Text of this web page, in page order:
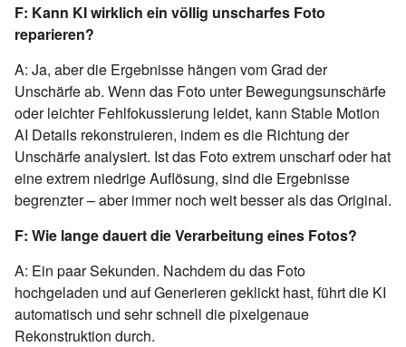
F: Kann KI wirklich ein völlig unscharfes Foto
reparieren?
A: Ja, aber die Ergebnisse hängen vom Grad der
Unschärfe ab. Wenn das Foto unter Bewegungsunschärfe
oder leichter Fehlfokussierung leidet, kann Stable Motion
AI Details rekonstruieren, indem es die Richtung der
Unschärfe analysiert. Ist das Foto extrem unscharf oder hat
eine extrem niedrige Auflösung, sind die Ergebnisse
begrenzter – aber immer noch weit besser als das Original.
F: Wie lange dauert die Verarbeitung eines Fotos?
A: Ein paar Sekunden. Nachdem du das Foto
hochgeladen und auf Generieren geklickt hast, führt die KI
automatisch und sehr schnell die pixelgenaue
Rekonstruktion durch.